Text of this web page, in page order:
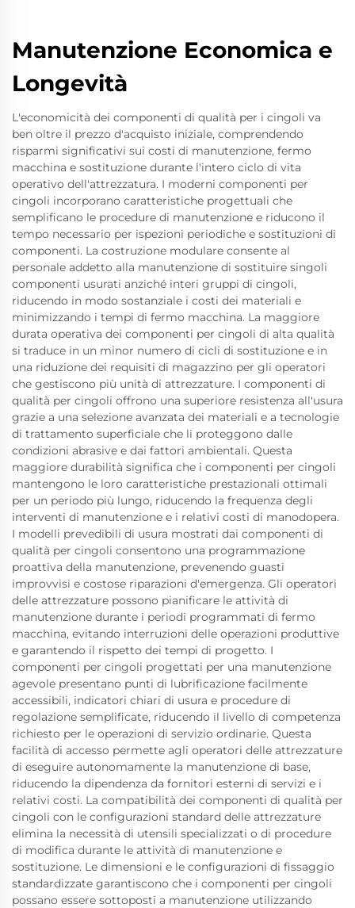
Manutenzione Economica e
Longevità
L'economicità dei componenti di qualità per i cingoli va
ben oltre il prezzo d'acquisto iniziale, comprendendo
risparmi significativi sui costi di manutenzione, fermo
macchina e sostituzione durante l'intero ciclo di vita
operativo dell'attrezzatura. I moderni componenti per
cingoli incorporano caratteristiche progettuali che
semplificano le procedure di manutenzione e riducono il
tempo necessario per ispezioni periodiche e sostituzioni di
componenti. La costruzione modulare consente al
personale addetto alla manutenzione di sostituire singoli
componenti usurati anziché interi gruppi di cingoli,
riducendo in modo sostanziale i costi dei materiali e
minimizzando i tempi di fermo macchina. La maggiore
durata operativa dei componenti per cingoli di alta qualità
si traduce in un minor numero di cicli di sostituzione e in
una riduzione dei requisiti di magazzino per gli operatori
che gestiscono più unità di attrezzature. I componenti di
qualità per cingoli offrono una superiore resistenza all'usura
grazie a una selezione avanzata dei materiali e a tecnologie
di trattamento superficiale che li proteggono dalle
condizioni abrasive e dai fattori ambientali. Questa
maggiore durabilità significa che i componenti per cingoli
mantengono le loro caratteristiche prestazionali ottimali
per un periodo più lungo, riducendo la frequenza degli
interventi di manutenzione e i relativi costi di manodopera.
I modelli prevedibili di usura mostrati dai componenti di
qualità per cingoli consentono una programmazione
proattiva della manutenzione, prevenendo guasti
improvvisi e costose riparazioni d'emergenza. Gli operatori
delle attrezzature possono pianificare le attività di
manutenzione durante i periodi programmati di fermo
macchina, evitando interruzioni delle operazioni produttive
e garantendo il rispetto dei tempi di progetto. I
componenti per cingoli progettati per una manutenzione
agevole presentano punti di lubrificazione facilmente
accessibili, indicatori chiari di usura e procedure di
regolazione semplificate, riducendo il livello di competenza
richiesto per le operazioni di servizio ordinarie. Questa
facilità di accesso permette agli operatori delle attrezzature
di eseguire autonomamente la manutenzione di base,
riducendo la dipendenza da fornitori esterni di servizi e i
relativi costi. La compatibilità dei componenti di qualità per
cingoli con le configurazioni standard delle attrezzature
elimina la necessità di utensili specializzati o di procedure
di modifica durante le attività di manutenzione e
sostituzione. Le dimensioni e le configurazioni di fissaggio
standardizzate garantiscono che i componenti per cingoli
possano essere sottoposti a manutenzione utilizzando